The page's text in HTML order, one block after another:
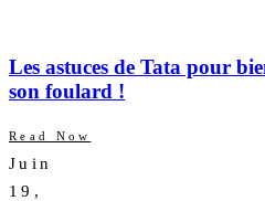
Les astuces de Tata pour
son foulard !
Read Now
Juin
19,